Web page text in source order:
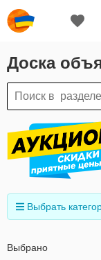
Доска
Выбрать
Выбрано